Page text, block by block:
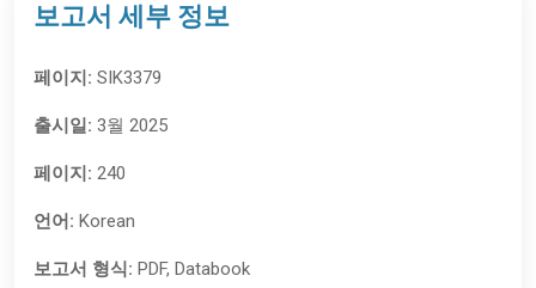
보고서 세부 정보
페이지: SIK3379
출시일: 3월 2025
페이지: 240
언어: Korean
보고서 형식: PDF, Databook